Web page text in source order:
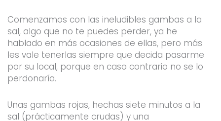
Comenzamos con las ineludibles gambas a la
sal, algo que no te puedes perder, ya he
hablado en más ocasiones de ellas, pero más
les vale tenerlas siempre que decida pasarme
por su local, porque en caso contrario no se lo
perdonaría.
Unas gambas rojas, hechas siete minutos a la
sal (prácticamente crudas) y una